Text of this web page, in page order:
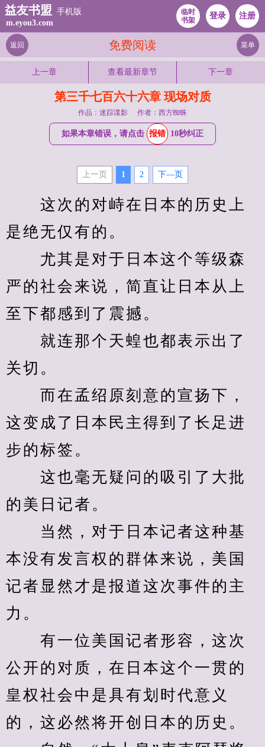
益友书盟 手机版
m.eyou3.com
临时
书架
登录 注册
免费阅读
返回 菜单
上一章 查看最新章节 下一章
第三千七百六十六章 现场对质
作品：迷踪谍影 作者：西方蜘蛛
如果本章错误，请点击 报错 10秒纠正
上一页 1 2 下—页
这次的对峙在日本的历史上
是绝无仅有的。
尤其是对于日本这个等级森
严的社会来说，简直让日本从上
至下都感到了震撼。
就连那个天蝗也都表示出了
关切。
而在孟绍原刻意的宣扬下，
这变成了日本民主得到了长足进
步的标签。
这也毫无疑问的吸引了大批
的美日记者。
当然，对于日本记者这种基
本没有发言权的群体来说，美国
记者显然才是报道这次事件的主
力。
有一位美国记者形容，这次
公开的对质，在日本这个一贯的
皇权社会中是具有划时代意义
的，这必然将开创日本的历史。